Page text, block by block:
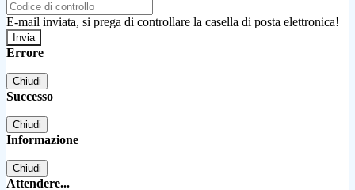
E-mail inviata, si prega di controllare la casella di posta elettronica!
Errore
Chiudi
Successo
Chiudi
Informazione
Chiudi
Attendere...